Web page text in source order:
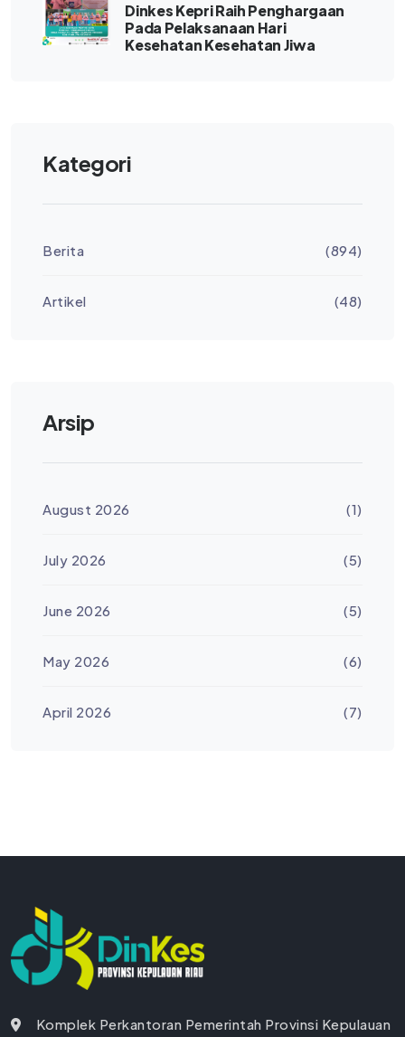
Dinkes Kepri Raih Penghargaan
Pada Pelaksanaan Hari
Kesehatan Kesehatan Jiwa
Kategori
Berita (894)
Artikel (48)
Arsip
August 2026 (1)
July 2026 (5)
June 2026 (5)
May 2026 (6)
April 2026 (7)
Komplek Perkantoran Pemerintah Provinsi Kepulauan